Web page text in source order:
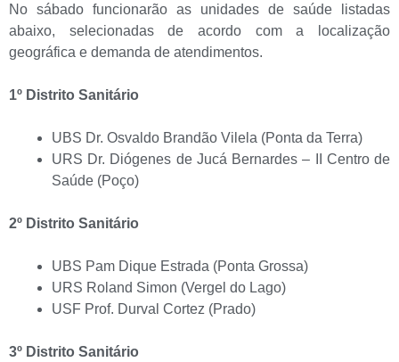
No sábado funcionarão as unidades de saúde listadas
abaixo, selecionadas de acordo com a localização
geográfica e demanda de atendimentos.
1º Distrito Sanitário
UBS Dr. Osvaldo Brandão Vilela (Ponta da Terra)
URS Dr. Diógenes de Jucá Bernardes – II Centro de
Saúde (Poço)
2º Distrito Sanitário
UBS Pam Dique Estrada (Ponta Grossa)
URS Roland Simon (Vergel do Lago)
USF Prof. Durval Cortez (Prado)
3º Distrito Sanitário